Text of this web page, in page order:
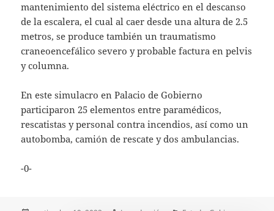
mantenimiento del sistema eléctrico en el descanso
de la escalera, el cual al caer desde una altura de 2.5
metros, se produce también un traumatismo
craneoencefálico severo y probable factura en pelvis
y columna.
En este simulacro en Palacio de Gobierno
participaron 25 elementos entre paramédicos,
rescatistas y personal contra incendios, así como un
autobomba, camión de rescate y dos ambulancias.
-0-